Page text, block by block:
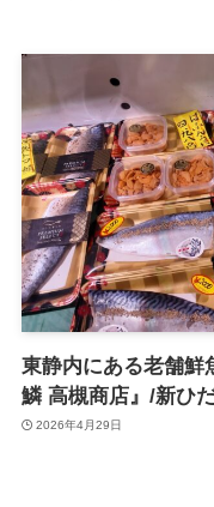
東静内にある老舗鮮
鱗 高槻商店』/新ひ
2026年4月29日